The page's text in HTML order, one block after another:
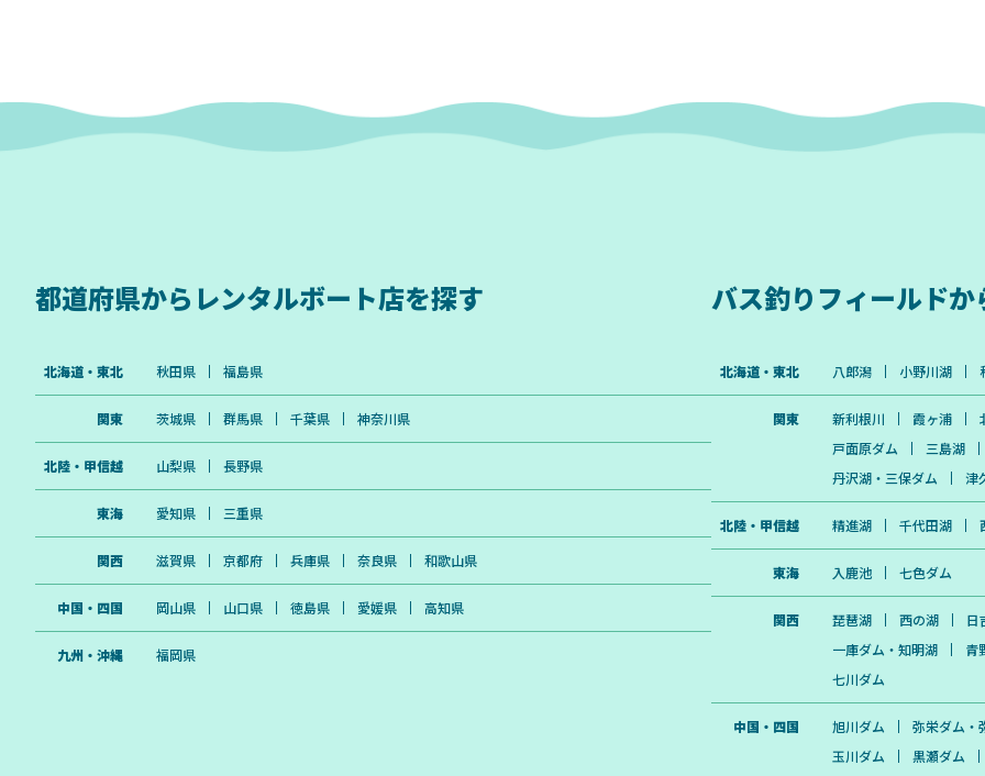
都道府県から レンタルボート店を探す
北海道・東北 秋田県 福島県
関東 茨城県 群馬県 千葉県 神奈川県
北陸・甲信越 山梨県 長野県
東海 愛知県 三重県
関西 滋賀県 京都府 兵庫県 奈良県 和歌山県
中国・四国 岡山県 山口県 徳島県 愛媛県 高知県
九州・沖縄 福岡県
バス釣りフィールドか
北海道・東北 八郎潟 小野川湖
関東 新利根川 霞ヶ浦
戸面原ダム
三島湖
丹沢湖・三保ダム
津
北陸・甲信越 精進湖 千代田湖
東海 入鹿池 七色ダム
関西 琵琶湖 西の湖
日
一庫ダム・知明湖
青
七川ダム
中国・四国 旭川ダム
弥栄ダム・
玉川ダム
黒瀬ダム